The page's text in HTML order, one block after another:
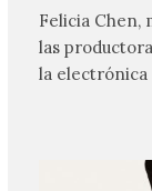
Felicia Chen,
las
la